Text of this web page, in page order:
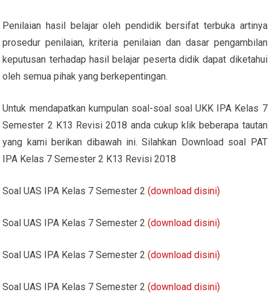
Penilaian hasil belajar oleh pendidik bersifat terbuka artinya
prosedur penilaian, kriteria penilaian dan dasar pengambilan
keputusan terhadap hasil belajar peserta didik dapat diketahui
oleh semua pihak yang berkepentingan.
Untuk mendapatkan kumpulan soal-soal soal UKK IPA Kelas 7
Semester 2 K13 Revisi 2018 anda cukup klik beberapa tautan
yang kami berikan dibawah ini. Silahkan Download soal PAT
IPA Kelas 7 Semester 2 K13 Revisi 2018
Soal UAS IPA Kelas 7 Semester 2(download disini)
Soal UAS IPA Kelas 7 Semester 2(download disini)
Soal UAS IPA Kelas 7 Semester 2(download disini)
Soal UAS IPA Kelas 7 Semester 2(download disini)